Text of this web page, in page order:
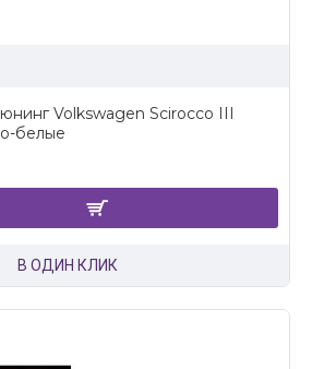
Volkswagen Scirocco III
белые
В ОДИН КЛИК